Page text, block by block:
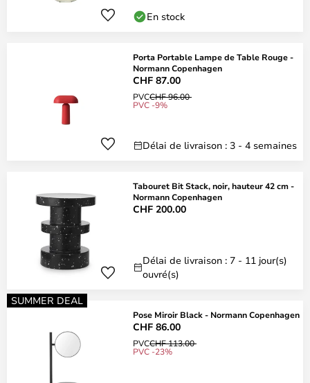
En stock
Porta Portable Lampe de Table Rouge -
Normann Copenhagen
CHF 87.00
PVCCHF 96.00
PVC -9%
Délai de livraison : 3 - 4 semaines
Tabouret Bit Stack, noir, hauteur 42 cm -
Normann Copenhagen
CHF 200.00
Délai de livraison : 7 - 11 jour(s)
ouvré(s)
SUMMER DEAL
Pose Miroir Black - Normann Copenhagen
CHF 86.00
PVCCHF 113.00
PVC -23%